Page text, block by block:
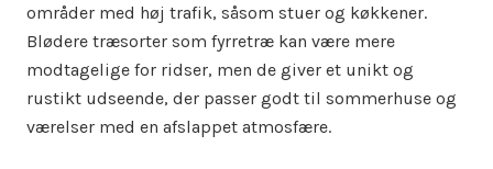
områder med høj trafik, såsom stuer og køkkener.
Blødere træsorter som fyrretræ kan være mere
modtagelige for ridser, men de giver et unikt og
rustikt udseende, der passer godt til sommerhuse og
værelser med en afslappet atmosfære.